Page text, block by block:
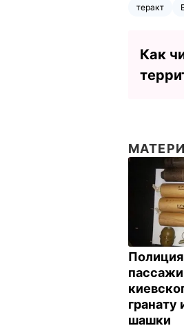
теракт
Как
шашки